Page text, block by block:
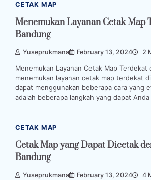
CETAK MAP
Menemukan Layanan Cetak Map
Bandung
Yuseprukmana February 13, 2024 2
Menemukan Layanan Cetak Map
menemukan layanan cetak map terdekat
dapat menggunakan beberapa cara yang
adalah beberapa langkah yang dapat
CETAK MAP
Cetak Map yang Dapat Dicetak
Bandung
Yuseprukmana February 13, 2024 4